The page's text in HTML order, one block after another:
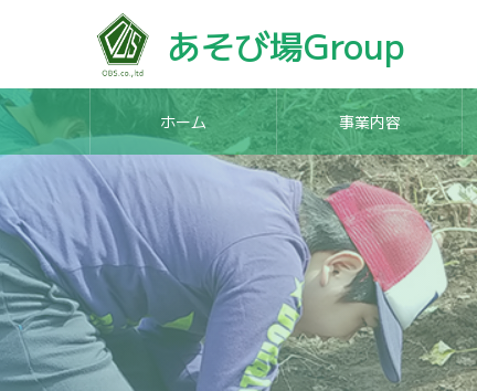
あそび場Group
ホーム 事業内容